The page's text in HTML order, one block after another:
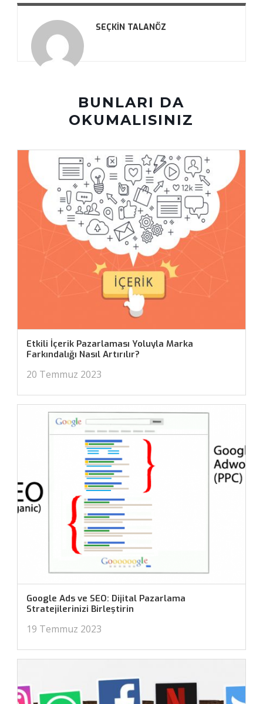
SEÇKIN TALANÖZ
BUNLARI DA
OKUMALISINIZ
Etkili İçerik Pazarlaması Yoluyla Marka
Farkındalığı Nasıl Artırılır?
20 Temmuz 2023
Google Ads ve SEO: Dijital Pazarlama
Stratejilerinizi Birleştirin
19 Temmuz 2023